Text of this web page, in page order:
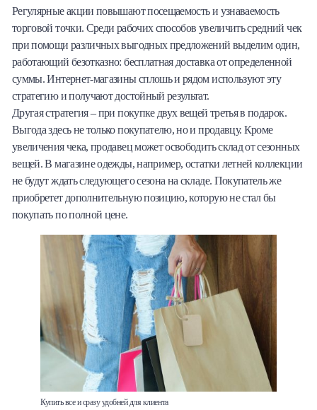
Регулярные акции повышают посещаемость и узнаваемость
торговой точки. Среди рабочих способов увеличить средний чек
при помощи различных выгодных предложений выделим один,
работающий безотказно: бесплатная доставка от определенной
суммы. Интернет-магазины сплошь и рядом используют эту
стратегию и получают достойный результат.
Другая стратегия – при покупке двух вещей третья в подарок.
Выгода здесь не только покупателю, но и продавцу. Кроме
увеличения чека, продавец может освободить склад от сезонных
вещей. В магазине одежды, например, остатки летней коллекции
не будут ждать следующего сезона на складе. Покупатель же
приобретет дополнительную позицию, которую не стал бы
покупать по полной цене.
Купить все и сразу удобней для клиента